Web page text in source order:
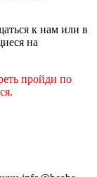
к нам или в
на
пройди по